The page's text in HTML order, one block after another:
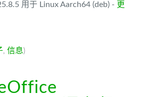
用于 Linux Aarch64 (deb) - 更
, 信息)